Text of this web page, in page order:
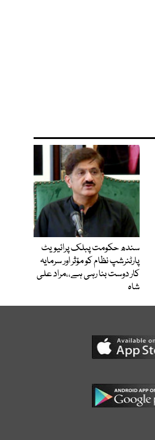
سندھ حکومت پبلک پرائیویٹ
پارٹنرشپ نظام کو مؤثر اور سرمایہ
کار دوست بنا رہی ہے،،مراد علی
شاہ